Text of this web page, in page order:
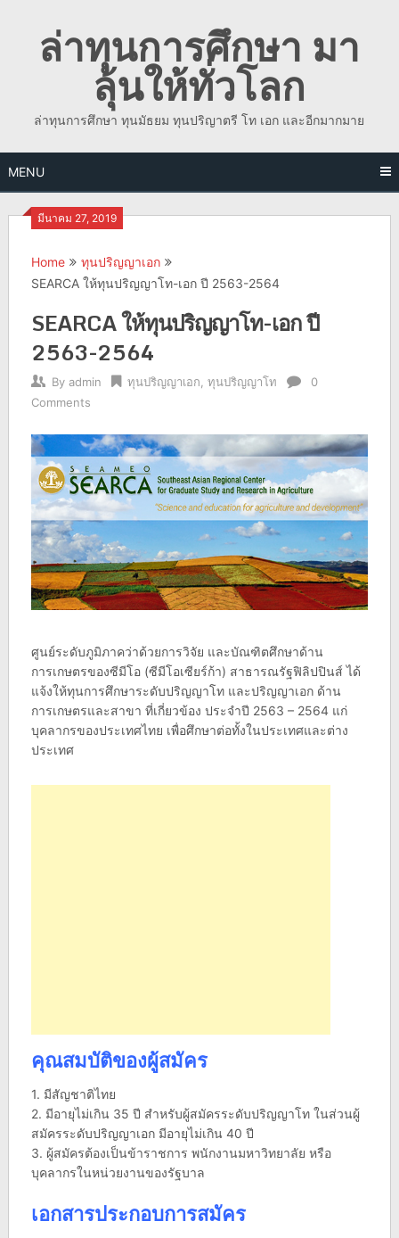
contentล่าทุนการศึกษา มา
ลุ้นให้ทั่วโลก
ล่าทุนการศึกษา ทุนมัธยม ทุนปริญาตรี โท เอก และอีกมากมาย
MENU
มีนาคม 27, 2019
Home
ทุนปริญญาเอก
SEARCA ให้ทุนปริญญาโท-เอก ปี 2563-2564
SEARCA ให้ทุนปริญญาโท-เอก ปี
2563-2564
By admin ทุนปริญญาเอก ทุนปริญญาโท
0
Comments
ศูนย์ระดับภูมิภาคว่าด้วยการวิจัย และบัณฑิตศึกษาด้าน
การเกษตรของซีมีโอ (ซีมีโอเซียร์ก้า) สาธารณรัฐฟิลิปปินส์ ได้
แจ้งให้ทุนการศึกษาระดับปริญญาโท และปริญญาเอก ด้าน
การเกษตรและสาขา ที่เกี่ยวข้อง ประจำปี 2563 – 2564 แก่
บุคลากรของประเทศไทย เพื่อศึกษาต่อทั้งในประเทศและต่าง
ประเทศ
คุณสมบัติของผู้สมัคร
1. มีสัญชาติไทย
2. มีอายุไม่เกิน 35 ปี สำหรับผู้สมัครระดับปริญญาโท ในส่วนผู้
สมัครระดับปริญญาเอก มีอายุไม่เกิน 40 ปี
3. ผู้สมัครต้องเป็นข้าราชการ พนักงานมหาวิทยาลัย หรือ
บุคลากรในหน่วยงานของรัฐบาล
เอกสารประกอบการสมัคร